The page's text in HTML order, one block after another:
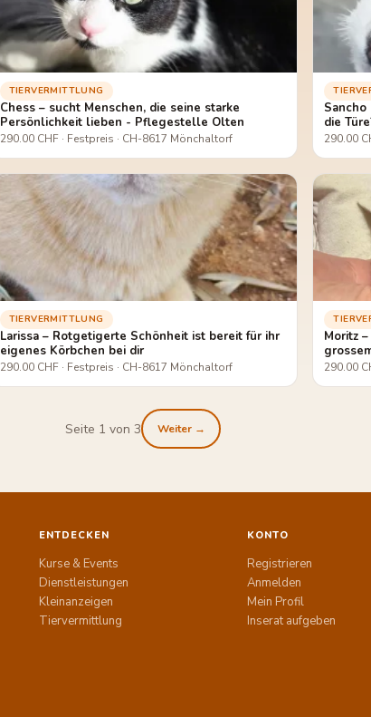
TIERVERMITTLUNG
Chess – sucht Menschen, die seine starke
Persönlichkeit lieben - Pflegestelle Olten
290.00 CHF · Festpreis · CH-8617 Mönchaltorf
die
290.00
TIERVERMITTLUNG
Larissa – Rotgetigerte Schönheit ist bereit für ihr
eigenes Körbchen bei dir
290.00 CHF · Festpreis · CH-8617 Mönchaltorf
Moritz
290.00
Seite 1 von 3 Weiter →
ENTDECKEN
Kurse & Events
Dienstleistungen
Kleinanzeigen
Tiervermittlung
KONTO
Registrieren
Anmelden
Mein Profil
Inserat aufgeben